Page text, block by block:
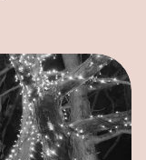
skatt, är lagarna